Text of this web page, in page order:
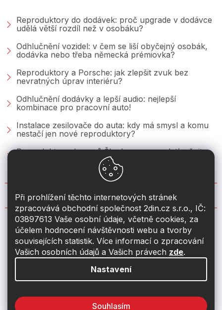
Při prohlížení těchto internetových stránek
zpracovává obchodní společnost 2din.cz s.r.o., IČ:
03897613 Vaše osobní údaje, včetně cookies, za
účelem hodnocení návštěvnosti webu a tvorby
souvisejících statistik. Více informací o zpracování
Vašich osobních údajů a Vašich právech zde.
Nastavení
Souhlasím
Reproduktory do dodávek: proč upgrade v dodávce
udělá větší rozdíl než v osobáku?
Odhlučnění vozidel: v čem se liší obyčejný osobák,
dodávka nebo třeba německá prémiovka?
Reproduktory a Porsche: jak zlepšit zvuk bez
nevratných úprav interiéru?
Odhlučnění dodávky a lepší audio: nejlepší
kombinace pro pracovní auto!
Instalace zesilovače do auta: kdy má smysl a komu
nestačí jen nové reproduktory?
Reproduktory do vozů Škoda: co se vyplatí měnit u
Fabie, Octavie a Superbu?
KONTAKT
info@2din.cz
774 19 55 33